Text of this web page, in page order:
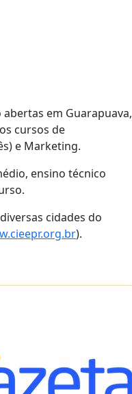
abertas em Guarapuava,
cursos de
e Marketing.
ensino técnico
cidades do
).